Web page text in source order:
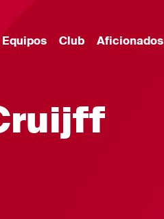
Equipos Club Aficionados